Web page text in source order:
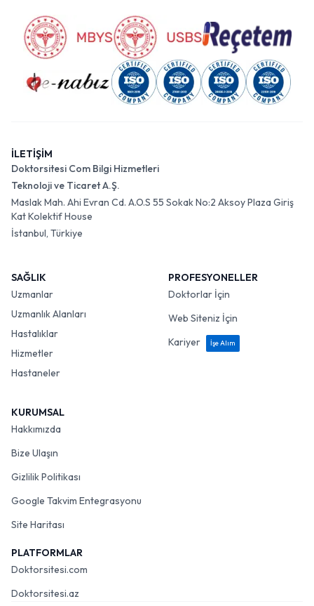
İLETİŞİM
Doktorsitesi Com Bilgi Hizmetleri
Teknoloji ve Ticaret A.Ş.
Maslak Mah. Ahi Evran Cd. A.O.S 55 Sokak No:2 Aksoy Plaza Giriş
Kat Kolektif House
İstanbul, Türkiye
SAĞLIK
Uzmanlar
Uzmanlık Alanları
Hastalıklar
Hizmetler
Hastaneler
PROFESYONELLER
Doktorlar İçin
Web Siteniz İçin
Kariyer
İşe Alım
KURUMSAL
Hakkımızda
Bize Ulaşın
Gizlilik Politikası
Google Takvim Entegrasyonu
Site Haritası
PLATFORMLAR
Doktorsitesi.com
Doktorsitesi.az